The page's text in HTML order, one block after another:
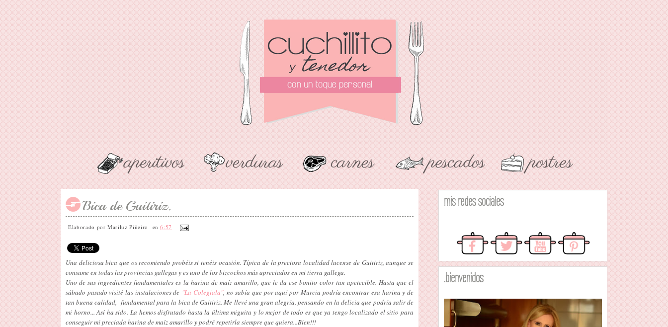
Bica de Guitiriz.
Elaborado porMariluz Piñeiro en6:57
Una deliciosa bica que os recomiendo probéis si tenéis ocasión. Típica de la preciosa localidad lucense de Guitiriz, aunque se
consume en todas las provincias gallegas y es uno de los bizcochos más apreciados en mi tierra gallega.
Uno de sus ingredientes fundamentales es la harina de maíz amarillo, que le da ese bonito color tan apetecible. Hasta que el
sábado pasado visité las instalaciones de "La Colegiala", no sabía que por aquí por Murcia podría encontrar esa harina y de
tan buena calidad, fundamental para la bica de Guitiriz. Me llevé una gran alegría, pensando en la delicia que podría salir de
mi horno... Así ha sido. La hemos disfrutado hasta la última miguita y lo mejor de todo es que ya tengo localizado el sitio para
conseguir mi preciada harina de maíz amarillo y podré repetirla siempre que quiera...Bien!!!
mis redes sociales
.bienvenidos